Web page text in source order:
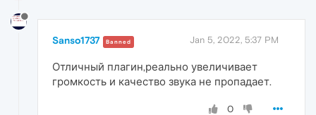
Sanso1737 Banned Jan 5, 2022, 5:37 PM
Отличный плагин,реально увеличивает
громкость и качество звука не пропадает.
0